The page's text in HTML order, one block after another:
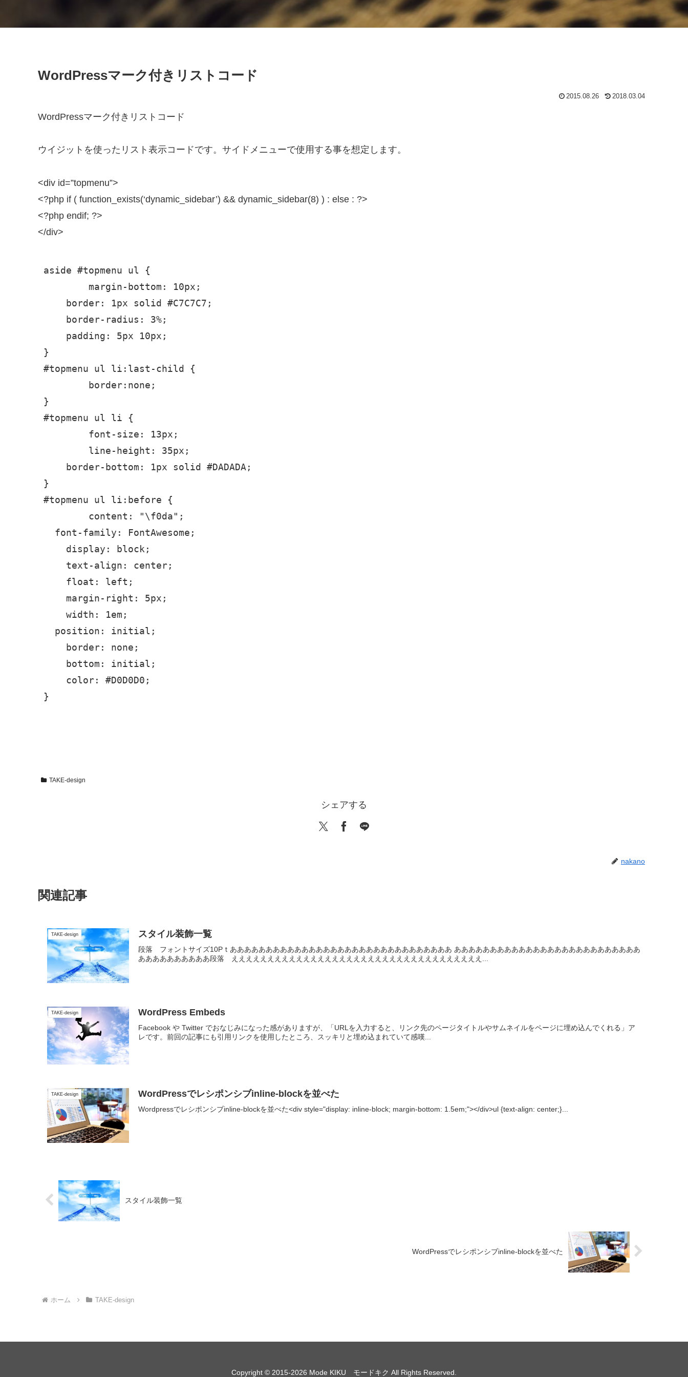
WordPressマーク付きリストコード
2015.08.26 2018.03.04
WordPressマーク付きリストコード
ウイジットを使ったリスト表示コードです。サイドメニューで使用する事を想定します。
<div id=”topmenu”>
<?php if ( function_exists(‘dynamic_sidebar’) && dynamic_sidebar(8) ) : else : ?>
<?php endif; ?>
</div>
aside #topmenu ul {
    border: 1px solid #C7C7C7;
    border-radius: 3%;
    padding: 5px 10px;
}
#topmenu ul li:last-child {
}
#topmenu ul li {
    border-bottom: 1px solid #DADADA;
}
#topmenu ul li:before {
  font-family: FontAwesome;
    display: block;
    text-align: center;
    float: left;
    margin-right: 5px;
    width: 1em;
  position: initial;
    border: none;
    bottom: initial;
    color: #D0D0D0;
}
TAKE-design
シェアする
nakano
関連記事
TAKE-design スタイル装飾一覧
段落 フォントサイズ10Pｔあああああああああああああああああああああああああああああああ ああああああああああああああああああああああああああ
ああああああああああ段落 えええええええええええええええええええええええええええええええええええ...
TAKE-design WordPress Embeds
Facebook や Twitter でおなじみになった感がありますが、「URLを入力すると、リンク先のページタイトルやサムネイルをページに埋め込んでくれる」ア
レです。前回の記事にも引用リンクを使用したところ、スッキリと埋め込まれていて感嘆...
TAKE-design WordPressでレシポンシブinline-blockを並べた
Wordpressでレシポンシブinline-blockを並べた<div style="display: inline-block; margin-bottom: 1.5em;"></div>ul {text-align: center;}...
スタイル装飾一覧
WordPressでレシポンシブinline-blockを並べた
ホーム TAKE-design
Copyright © 2015-2026 Mode KIKU モードキク All Rights Reserved.